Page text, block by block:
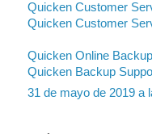
Quicken Customer
Quicken Customer
Quicken Online Backup
Quicken Backup
31 de mayo de 2019 a